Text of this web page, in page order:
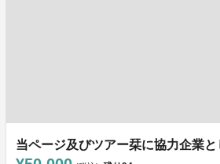
当ページ及びツアー栞に協力企業